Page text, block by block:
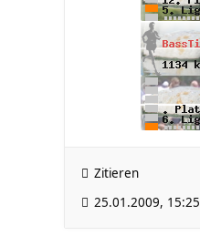
Zitieren
25.01.2009, 15:25